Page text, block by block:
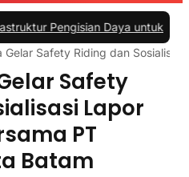
Daya untuk Mobil Listrik
Gelar Safety Riding dan
Safety
Lapor
PT
Batam